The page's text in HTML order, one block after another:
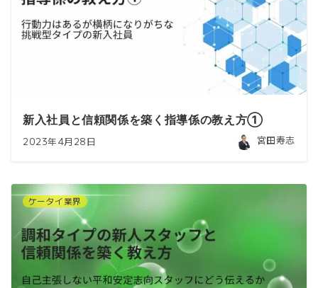
新入社員と信頼関係を築く指導係の教え方①
2023年4月28日 宮田寿志
ケータイ業界